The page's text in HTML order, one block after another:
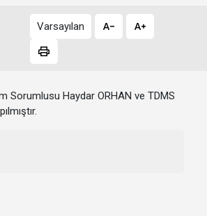
Varsayılan
Sorumlusu Haydar ORHAN ve TDMS